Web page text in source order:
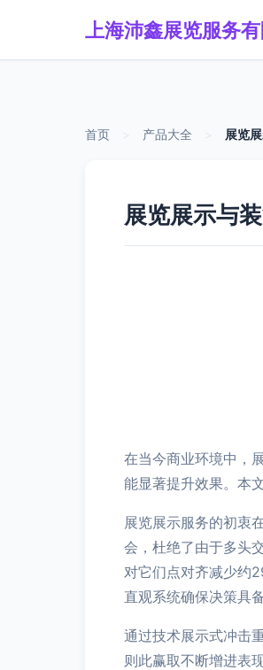
上海沛鑫展览服务有
首页 产品大全 展览
展览展示与
在当今商业环境中，
能显著提升效果。本
展览展示服务的初衷
会，杜绝了由于多头
对它们点对齐减少约
直观系统确保决策具
通过技术展示式冲击
则此赢取不断增进表